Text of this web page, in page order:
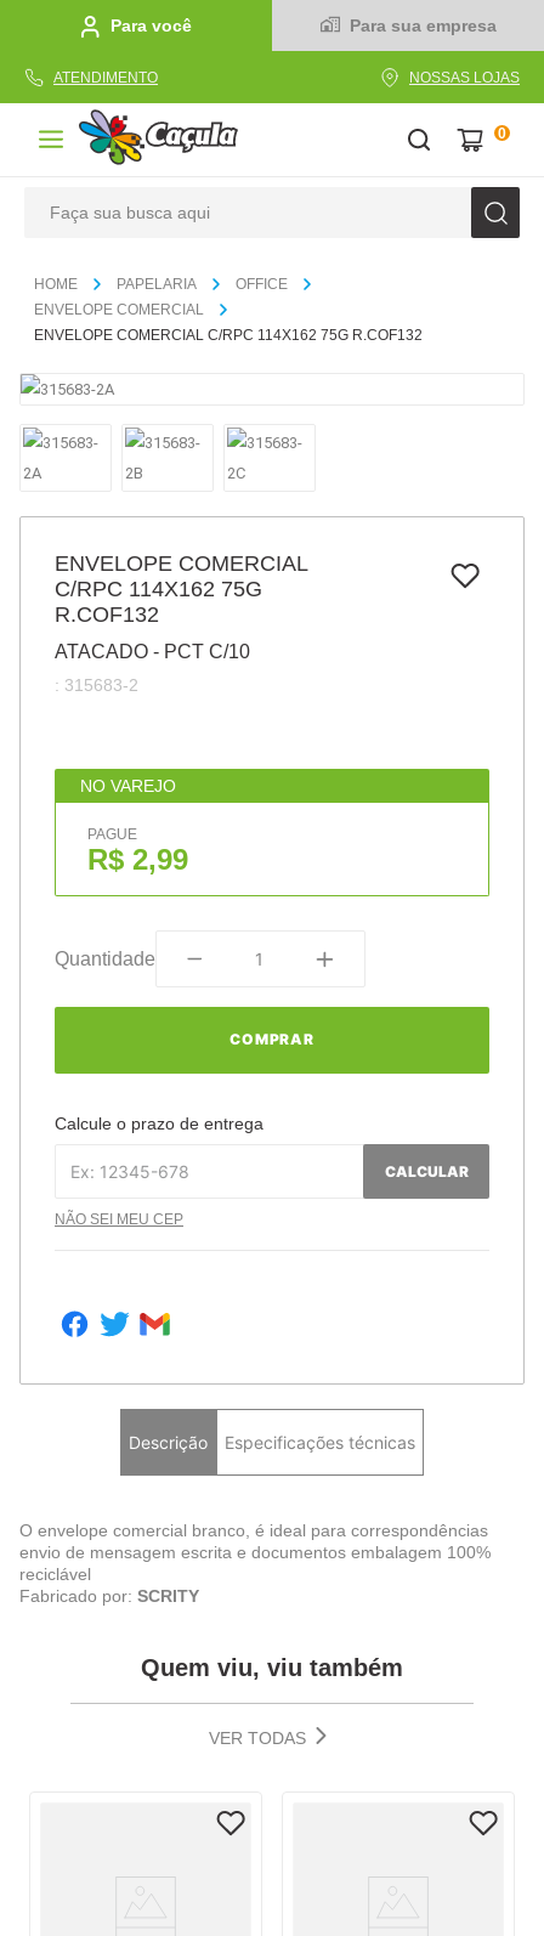
Para você Para sua empresa
ATENDIMENTO NOSSAS LOJAS
0
PAPELARIA
OFFICE
ENVELOPE COMERCIAL
ENVELOPE COMERCIAL C/RPC 114X162 75G R.COF132
ENVELOPE COMERCIAL
C/RPC 114X162 75G
R.COF132
ATACADO - PCT C/10
: 315683-2
NO VAREJO
PAGUE
R$ 2,99
Quantidade
COMPRAR
Calcule o prazo de entrega
CALCULAR
NÃO SEI MEU CEP
Descrição Especificações técnicas
O envelope comercial branco, é ideal para correspondências
envio de mensagem escrita e documentos embalagem 100%
reciclável
Fabricado por: SCRITY
Quem viu, viu também
VER TODAS
1º caderno
3º caneta
4º tecido
5
6º pincel
papel
cola
barbante
º pasta